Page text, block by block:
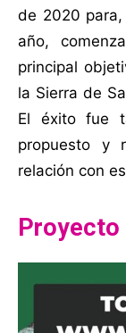
de 2020
año,
principal
la Sierra de
El éxito fue
propuesto y
relación con
Proyecto